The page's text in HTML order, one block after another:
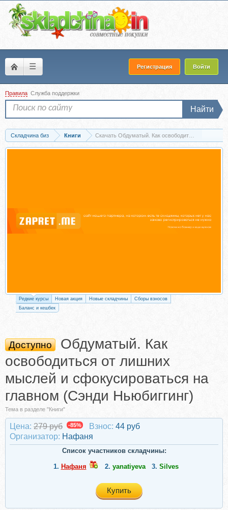
☰ Регистрация Войти
Правила Служба поддержки
Найти
Складчина биз Книги Скачать Обдуматый. Как освободиться от
Редкие курсы Новая акция Новые складчины
Сборы взносов
Баланс и кешбек
Доступно
Обдуматый. Как
освободиться от лишних
мыслей и сфокусироваться на
главном (Сэнди Ньюбиггинг)
Тема в разделе "Книги"
Цена: 279 руб -85% Взнос: 44 руб
Организатор: Нафаня
Список участников складчины:
1. Нафаня 2. yanatiyeva 3. Silves
Купить